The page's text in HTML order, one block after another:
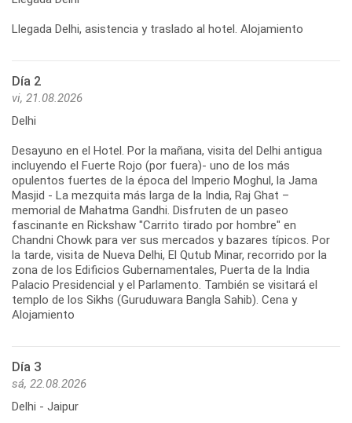
Llegada Delhi, asistencia y traslado al hotel. Alojamiento
Día 2
vi, 21.08.2026
Delhi
Desayuno en el Hotel. Por la mañana, visita del Delhi antigua
incluyendo el Fuerte Rojo (por fuera)- uno de los más
opulentos fuertes de la época del Imperio Moghul, la Jama
Masjid - La mezquita más larga de la India, Raj Ghat –
memorial de Mahatma Gandhi. Disfruten de un paseo
fascinante en Rickshaw "Carrito tirado por hombre" en
Chandni Chowk para ver sus mercados y bazares típicos. Por
la tarde, visita de Nueva Delhi, El Qutub Minar, recorrido por la
zona de los Edificios Gubernamentales, Puerta de la India
Palacio Presidencial y el Parlamento. También se visitará el
templo de los Sikhs (Guruduwara Bangla Sahib). Cena y
Alojamiento
Día 3
sá, 22.08.2026
Delhi - Jaipur